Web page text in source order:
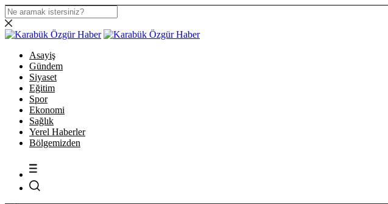
Asayiş
Gündem
Siyaset
Eğitim
Spor
Ekonomi
Sağlık
Yerel Haberler
Bölgemizden